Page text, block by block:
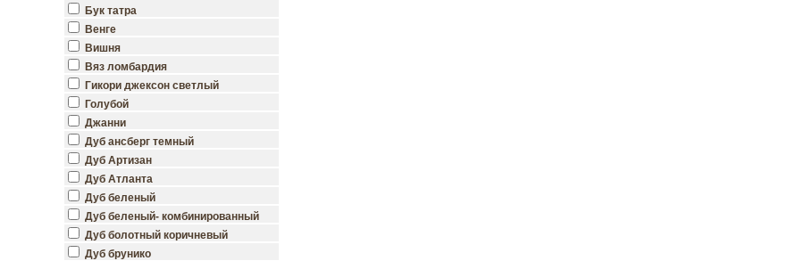
Бук татра
Венге
Вишня
Вяз ломбардия
Гикори джексон светлый
Голубой
Джанни
Дуб ансберг темный
Дуб Артизан
Дуб Атланта
Дуб беленый
Дуб беленый- комбинированный
Дуб болотный коричневый
Дуб брунико